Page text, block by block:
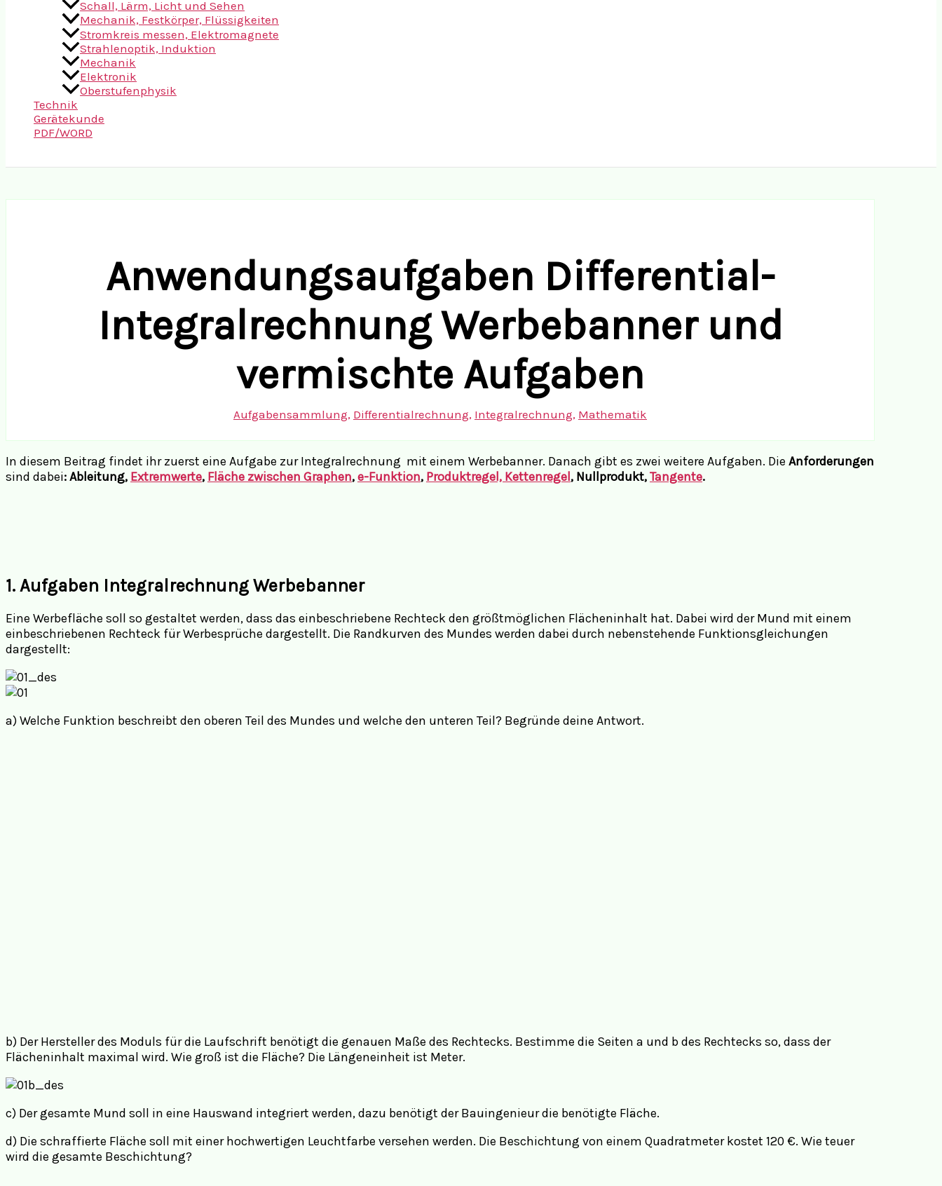
Schall, Lärm, Licht und Sehen
Mechanik, Festkörper, Flüssigkeiten
Stromkreis messen, Elektromagnete
Strahlenoptik, Induktion
Mechanik
Elektronik
Oberstufenphysik
Technik
Gerätekunde
PDF/WORD
Anwendungsaufgaben Differential-
Integralrechnung Werbebanner und
vermischte Aufgaben
Aufgabensammlung, Differentialrechnung, Integralrechnung, Mathematik
In diesem Beitrag findet ihr zuerst eine Aufgabe zur Integralrechnung mit einem Werbebanner. Danach gibt es zwei weitere Aufgaben. Die Anforderungen
sind dabei: Ableitung, Extremwerte, Fläche zwischen Graphen,e-Funktion, Produktregel, Kettenregel, Nullprodukt,Tangente.
1. Aufgaben Integralrechnung Werbebanner
Eine Werbefläche soll so gestaltet werden, dass das einbeschriebene Rechteck den größtmöglichen Flächeninhalt hat. Dabei wird der Mund mit einem
einbeschriebenen Rechteck für Werbesprüche dargestellt. Die Randkurven des Mundes werden dabei durch nebenstehende Funktionsgleichungen
dargestellt:
a) Welche Funktion beschreibt den oberen Teil des Mundes und welche den unteren Teil? Begründe deine Antwort.
b) Der Hersteller des Moduls für die Laufschrift benötigt die genauen Maße des Rechtecks. Bestimme die Seiten a und b des Rechtecks so, dass der
Flächeninhalt maximal wird. Wie groß ist die Fläche? Die Längeneinheit ist Meter.
c) Der gesamte Mund soll in eine Hauswand integriert werden, dazu benötigt der Bauingenieur die benötigte Fläche.
d) Die schraffierte Fläche soll mit einer hochwertigen Leuchtfarbe versehen werden. Die Beschichtung von einem Quadratmeter kostet 120 €. Wie teuer
wird die gesamte Beschichtung?